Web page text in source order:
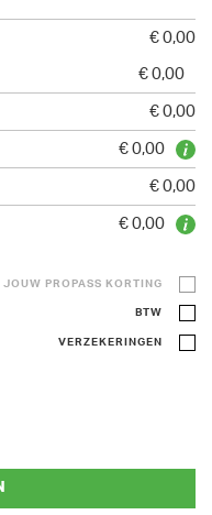
€ 0,00
€ 0,00
€ 0,00
€ 0,00
€ 0,00
€ 0,00
JOUW PROPASS KORTING
BTW
VERZEKERINGEN